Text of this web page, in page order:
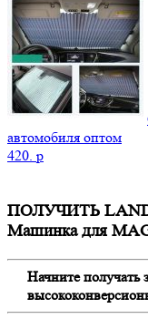
автомобиля оптом
420. p
ПОЛУЧИТЬ
Машинка для
Начните